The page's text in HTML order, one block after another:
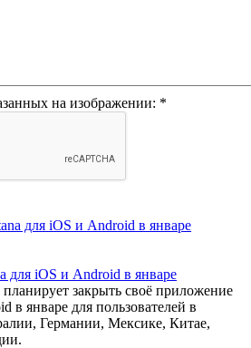
на изображении: *
для iOS и Android в январе
закрыть своё приложение
в январе для пользователей в
Германии, Мексике, Китае,